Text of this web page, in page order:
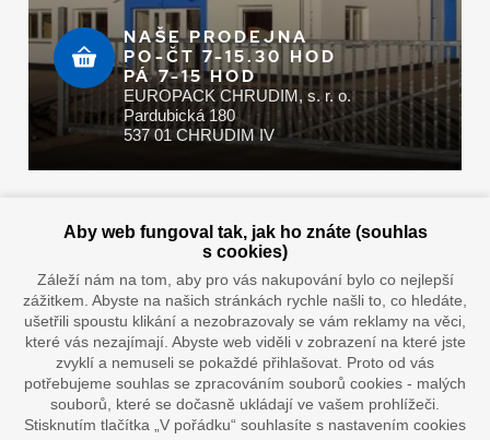
NAŠE PRODEJNA
PO-ČT 7-15.30 HOD
PÁ 7-15 HOD
EUROPACK CHRUDIM, s. r. o.
Pardubická 180
537 01 CHRUDIM IV
Doprava vaším oblíbeným dopravcem
Aby web fungoval tak, jak ho znáte (souhlas
s cookies)
Záleží nám na tom, aby pro vás nakupování bylo co nejlepší
zážitkem. Abyste na našich stránkách rychle našli to, co hledáte,
ušetřili spoustu klikání a nezobrazovaly se vám reklamy na věci,
které vás nezajímají. Abyste web viděli v zobrazení na které jste
zvyklí a nemuseli se pokaždé přihlašovat. Proto od vás
potřebujeme souhlas se zpracováním souborů cookies - malých
souborů, které se dočasně ukládají ve vašem prohlížeči.
Stisknutím tlačítka „V pořádku“ souhlasíte s nastavením cookies